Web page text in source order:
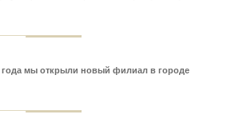
года мы открыли новый филиал в городе